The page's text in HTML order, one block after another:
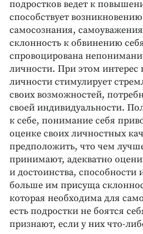
подростков ведет к
способствует
самосознания,
склонность к обвинению
спровоцирована
личности. При этом интерес
личности стимулирует
своих возможностей,
своей индивидуальности.
к себе, понимание себя
оценке своих личностных
предположить, что чем
принимают, адекватно
и достоинства, способности
больше им присуща
которая необходима для
есть подростки не боятся
признают, если у них что-